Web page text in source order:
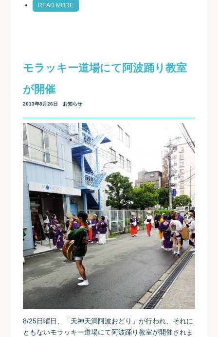
READ MORE
モラッキー道場にて阿波踊り教室
が開催
2013年8月26日 お知らせ
8/25日曜日、「天神天満阿波おどり」が行われ、それに
ともないモラッキー道場にて阿波踊り教室が開催されま